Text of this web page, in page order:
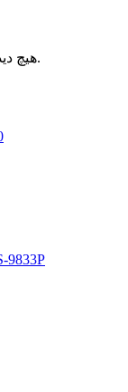
هیچ دیدگاهی برای این محصول ثبت نشده است.